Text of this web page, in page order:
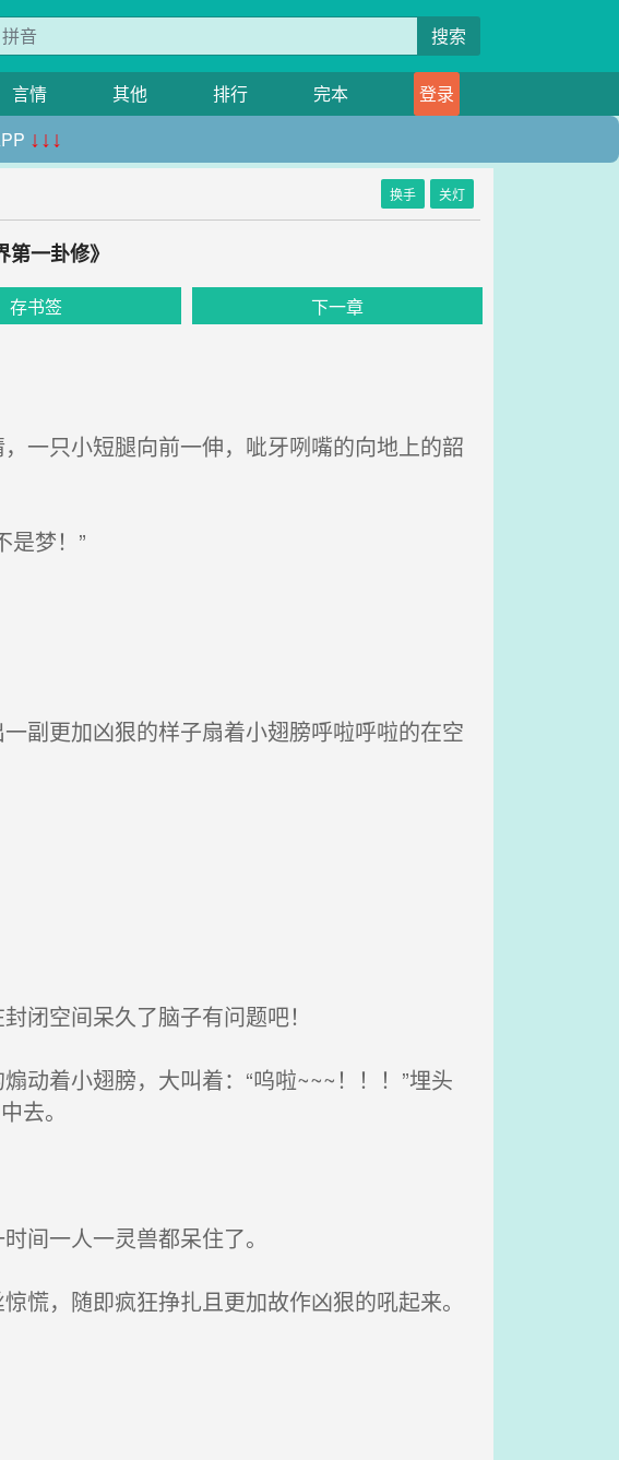
搜索
言情 其他 排行 完本
登录
↓↓↓
换手 关灯
一卦修》
存书签 下一章
一只小短腿向前一伸，呲牙咧嘴的向地上的韶
梦！”
副更加凶狠的样子扇着小翅膀呼啦呼啦的在空
空间呆久了脑子有问题吧！
动着小翅膀，大叫着：“呜啦~~~！！！”埋头
去。
间一人一灵兽都呆住了。
，随即疯狂挣扎且更加故作凶狠的吼起来。